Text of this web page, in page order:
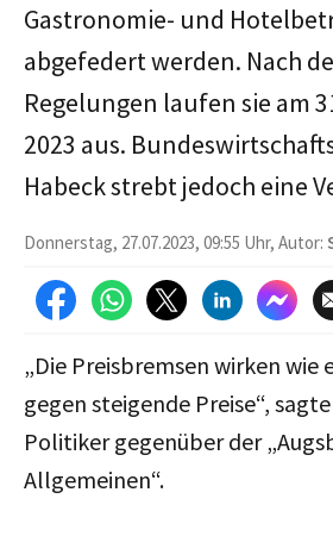
Gastronomie- und
abgefedert werden. Nach
Regelungen laufen sie am
2023 aus.
Habeck strebt jedoch eine
Donnerstag, 27.07.2023, 09:55 Uhr, Autor:
„Die Preisbremsen wirken wie
gegen steigende Preise“,
Politiker gegenüber der
Allgemeinen“.